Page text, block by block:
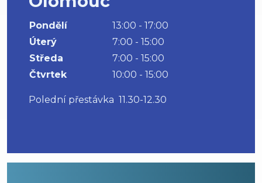
Pondělí
13:00 - 17:00
Úterý
7:00 - 15:00
Středa
7:00 - 15:00
Čtvrtek
10:00 - 15:00
Polední přestávka 11.30-12.30